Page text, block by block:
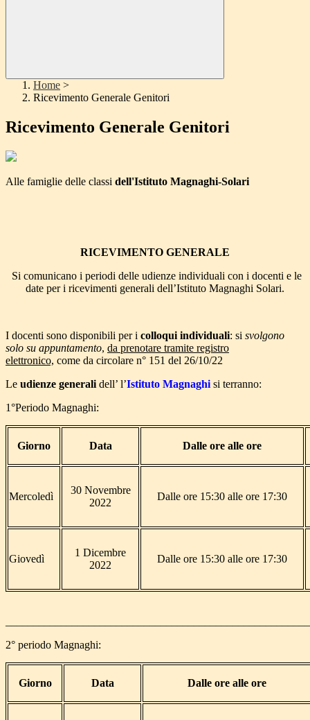
Home >
Ricevimento Generale Genitori
Ricevimento Generale Genitori
Alle famiglie delle classi dell'Istituto Magnaghi-Solari
RICEVIMENTO GENERALE
Si comunicano i periodi delle udienze individuali con i docenti e le
date per i ricevimenti generali dell’Istituto Magnaghi Solari.
I docenti sono disponibili per i colloqui individuali: si svolgono
solo su appuntamento, da prenotare tramite registro
elettronico, come da circolare n° 151 del 26/10/22
Le udienze generali dell’ l’Istituto Magnaghi si terranno:
1°Periodo Magnaghi:
Giorno Data Dalle ore alle ore
Mercoledì
30 Novembre
2022
Dalle ore 15:30 alle ore 17:30
Giovedì
1 Dicembre
2022
Dalle ore 15:30 alle ore 17:30
2° periodo Magnaghi:
Giorno Data Dalle ore alle ore